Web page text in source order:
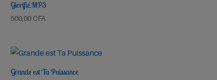
Glorifié.MP3
500,00 CFA
Grande est Ta Puissance